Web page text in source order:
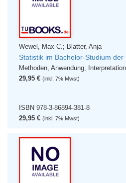
Wewel, Max C.; Blatter, Anja
Statistik im Bachelor-Studium der
Methoden, Anwendung, Interpretation
29,95 € (inkl. 7% Mwst)
ISBN 978-3-86894-381-8
29,95 € (inkl. 7% Mwst)